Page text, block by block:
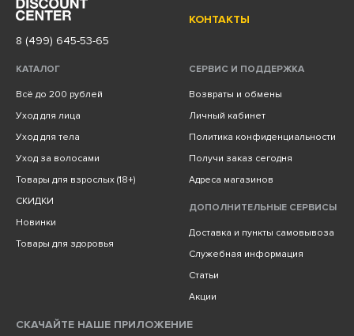
КОНТАКТЫ
8 (499) 645-53-65
КАТАЛОГ
Всё до 200 рублей
Уход для лица
Уход для тела
Уход за волосами
Товары для взрослых (18+)
СКИДКИ
Новинки
Товары для здоровья
СЕРВИС И ПОДДЕРЖКА
Возвраты и обмены
Личный кабинет
Политика конфиденциальности
Получи заказ сегодня
Адреса магазинов
ДОПОЛНИТЕЛЬНЫЕ СЕРВИСЫ
Доставка и пункты самовывоза
Служебная информация
Статьи
Акции
СКАЧАЙТЕ НАШЕ ПРИЛОЖЕНИЕ